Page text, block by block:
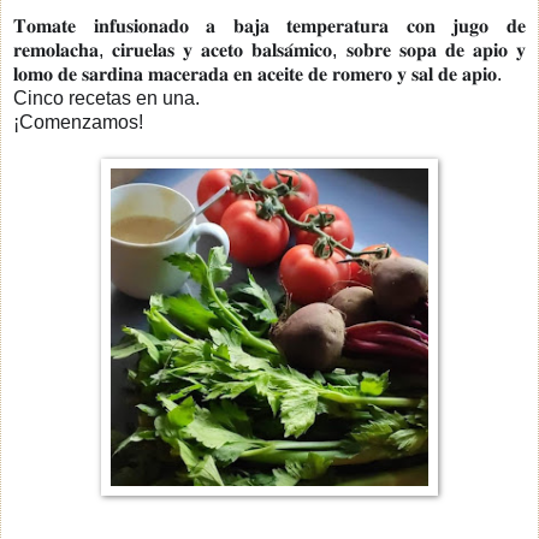
𝐓𝐨𝐦𝐚𝐭𝐞 𝐢𝐧𝐟𝐮𝐬𝐢𝐨𝐧𝐚𝐝𝐨 𝐚 𝐛𝐚𝐣𝐚 𝐭𝐞𝐦𝐩𝐞𝐫𝐚𝐭𝐮𝐫𝐚 𝐜𝐨𝐧 𝐣𝐮𝐠𝐨 𝐝𝐞
𝐫𝐞𝐦𝐨𝐥𝐚𝐜𝐡𝐚, 𝐜𝐢𝐫𝐮𝐞𝐥𝐚𝐬 𝐲 𝐚𝐜𝐞𝐭𝐨 𝐛𝐚𝐥𝐬𝐚́𝐦𝐢𝐜𝐨, 𝐬𝐨𝐛𝐫𝐞 𝐬𝐨𝐩𝐚 𝐝𝐞 𝐚𝐩𝐢𝐨 𝐲
𝐥𝐨𝐦𝐨 𝐝𝐞 𝐬𝐚𝐫𝐝𝐢𝐧𝐚 𝐦𝐚𝐜𝐞𝐫𝐚𝐝𝐚 𝐞𝐧 𝐚𝐜𝐞𝐢𝐭𝐞 𝐝𝐞 𝐫𝐨𝐦𝐞𝐫𝐨 𝐲 𝐬𝐚𝐥 𝐝𝐞 𝐚𝐩𝐢𝐨.
Cinco recetas en una.
¡Comenzamos!